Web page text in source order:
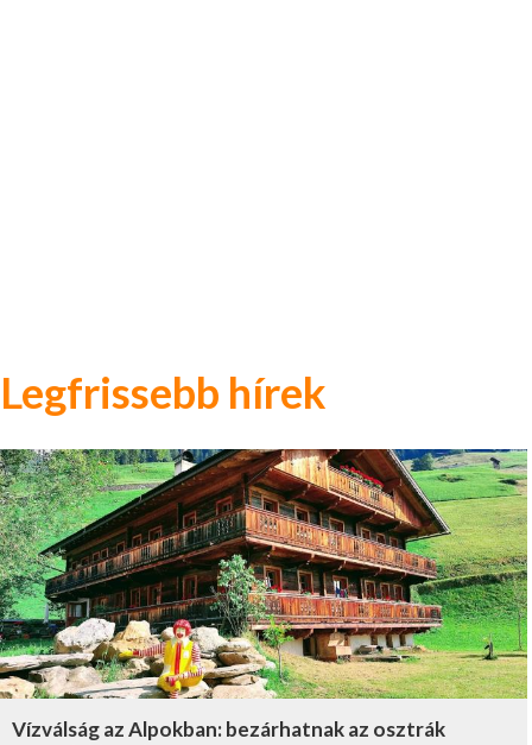
Legfrissebb hírek
Vízválság az Alpokban: bezárhatnak az osztrák